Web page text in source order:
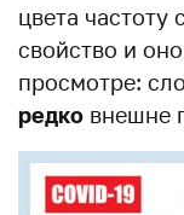
цвета
свойство и
просмотре:
редко внешне